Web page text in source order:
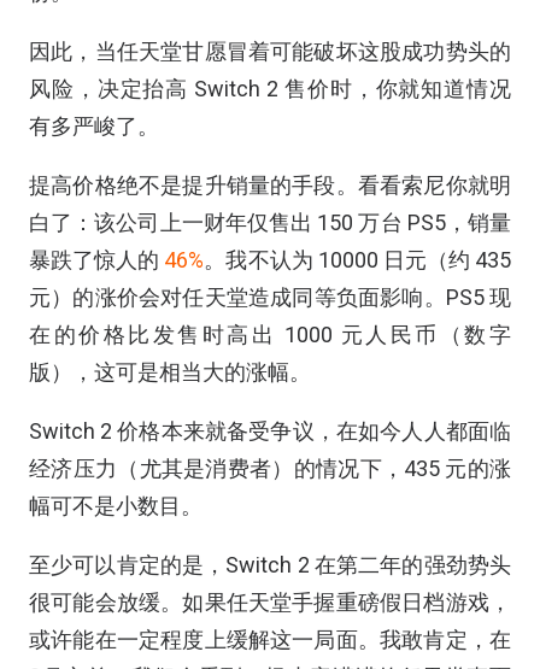
因此，当任天堂甘愿冒着可能破坏这股成功势头的
风险，决定抬高 Switch 2 售价时，你就知道情况
有多严峻了。
提高价格绝不是提升销量的手段。看看索尼你就明
白了：该公司上一财年仅售出 150 万台 PS5，销量
暴跌了惊人的 46%。我不认为 10000 日元（约 435
元）的涨价会对任天堂造成同等负面影响。PS5 现
在的价格比发售时高出 1000 元人民币（数字
版），这可是相当大的涨幅。
Switch 2 价格本来就备受争议，在如今人人都面临
经济压力（尤其是消费者）的情况下，435 元的涨
幅可不是小数目。
至少可以肯定的是，Switch 2 在第二年的强劲势头
很可能会放缓。如果任天堂手握重磅假日档游戏，
或许能在一定程度上缓解这一局面。我敢肯定，在